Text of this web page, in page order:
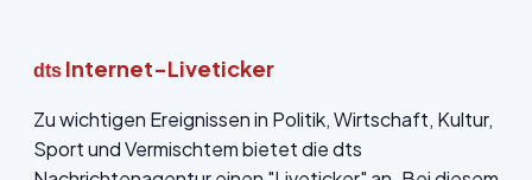
dts Internet-Liveticker
Zu wichtigen Ereignissen in Politik, Wirtschaft, Kultur,
Sport und Vermischtem bietet die dts